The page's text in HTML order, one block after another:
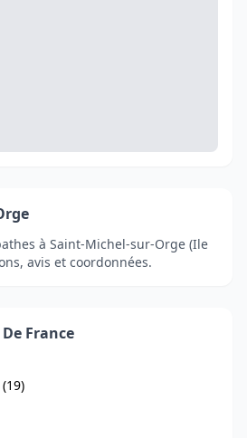
à Saint-Michel-sur-Orge (Ile
avis et coordonnées.
France